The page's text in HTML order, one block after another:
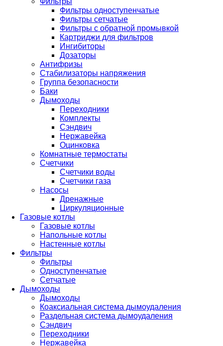
Фильтры одноступенчатые
Фильтры сетчатые
Фильтры с обратной промывкой
Картриджи для фильтров
Ингибиторы
Дозаторы
Антифризы
Стабилизаторы напряжения
Группа безопасности
Баки
Дымоходы
Переходники
Комплекты
Сэндвич
Нержавейка
Оцинковка
Комнатные термостаты
Счетчики
Счетчики воды
Счетчики газа
Насосы
Дренажные
Циркуляционные
Газовые котлы
Газовые котлы
Напольные котлы
Настенные котлы
Фильтры
Фильтры
Одноступенчатые
Сетчатые
Дымоходы
Дымоходы
Коаксиальная система дымоудаления
Раздельная система дымоудаления
Сэндвич
Переходники
Нержавейка